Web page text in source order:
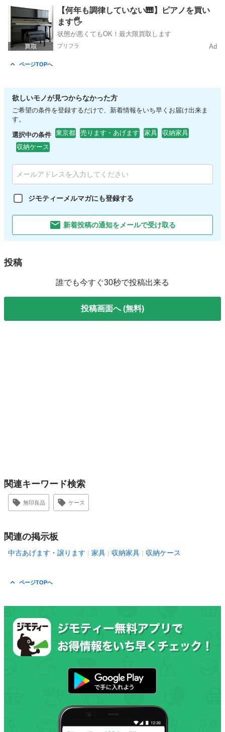
東京 大田区 矢口渡駅 インテリア雑貨/小物 LEGO
【何年も調律していない🎹】ピアノを買い
ます🖐️
状態が悪くてもOK！最大限買取します
プリフラ Ad
ページTOPへ
欲しいモノが見つからなかった方
ご希望の条件を登録するだけで、新着情報をいち早くお届け出来ま
す。
選択中の条件 東京都 売ります・あげます 家具
収納家具
収納ケース
ジモティーメルマガにも登録する
新着投稿の通知をメールで受け取る
投稿
誰でも今すぐ30秒で投稿出来る
投稿画面へ (無料)
関連キーワード検索
無印良品 ケース
関連の掲示板
中古あげます・譲ります 家具 収納家具 収納ケース
ページTOPへ